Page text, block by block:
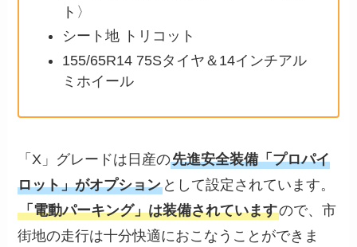
ト〉
シート地 トリコット
155/65R14 75Sタイヤ＆14インチアル
ミホイール
「X」グレードは日産の先進安全装備「プロパイ
ロット」がオプション として設定されています。
「電動パーキング」は装備されていますので、市
街地の走行は十分快適におこなうことができま